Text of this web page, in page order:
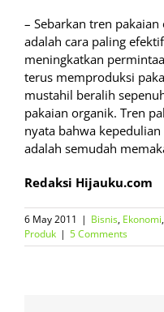
– Sebarkan tren
adalah cara paling
meningkatkan
terus memproduksi
mustahil beralih
pakaian organik. Tren
nyata bahwa
adalah semudah
Redaksi Hijauku.com
6 May 2011 | Bisnis, Ekonomi,
Produk | 5 Comments